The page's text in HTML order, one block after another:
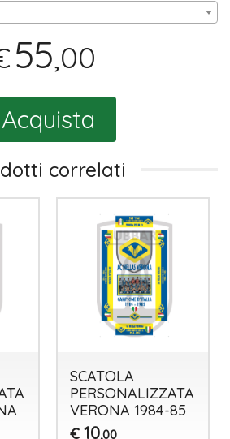
55,00
Acquista
correlati
SCATOLA
PERSONALIZZATA
VERONA 1984-85
€ 10,00